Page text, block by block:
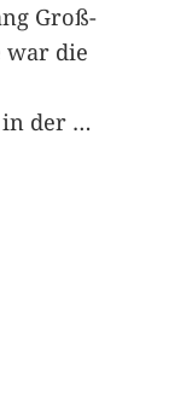
Groß-
war die
in der …